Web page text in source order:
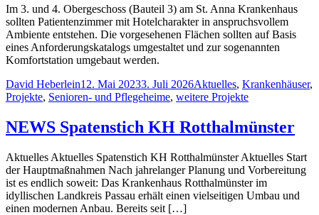
Im 3. und 4. Obergeschoss (Bauteil 3) am St. Anna Krankenhaus
sollten Patientenzimmer mit Hotelcharakter in anspruchsvollem
Ambiente entstehen. Die vorgesehenen Flächen sollten auf Basis
eines Anforderungskatalogs umgestaltet und zur sogenannten
Komfortstation umgebaut werden.
Posted
by
David Heberlein12. Mai 20233. Juli 2026Posted
in
Aktuelles, Krankenhäuser,
Projekte, Senioren- und Pflegeheime, weitere Projekte
NEWS Spatenstich KH Rotthalmünster
Aktuelles Aktuelles Spatenstich KH Rotthalmünster Aktuelles Start
der Hauptmaßnahmen Nach jahrelanger Planung und Vorbereitung
ist es endlich soweit: Das Krankenhaus Rotthalmünster im
idyllischen Landkreis Passau erhält einen vielseitigen Umbau und
einen modernen Anbau. Bereits seit […]